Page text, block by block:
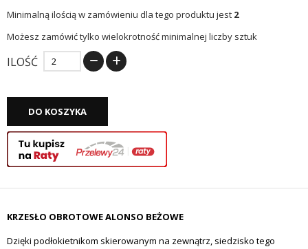
Minimalną ilością w zamówieniu dla tego produktu jest 2
Możesz zamówić tylko wielokrotność minimalnej liczby sztuk
ILOŚĆ
DO KOSZYKA
KRZESŁO OBROTOWE ALONSO BEŻOWE
Dzięki podłokietnikom skierowanym na zewnątrz, siedzisko tego